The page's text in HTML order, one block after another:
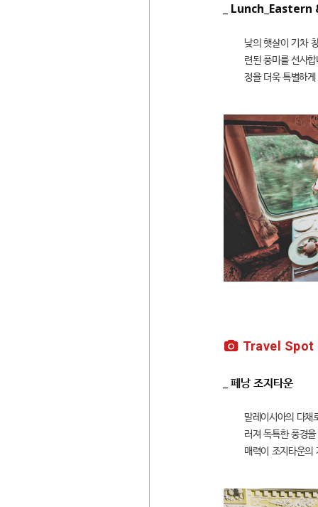
_
낮의 햇살이 기차
련된 풍미를 선사
정을 더욱 특별하
Travel Spot
_ 페낭 조지타운
말레이시아의 다채
러져 독특한 풍경
매력이 조지타운의